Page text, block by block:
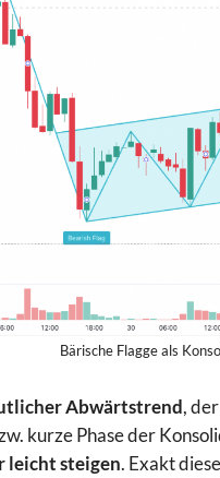
Bärische Flagge als
Abwärtstrend,
kurze Phase der
leicht steigen. Exakt